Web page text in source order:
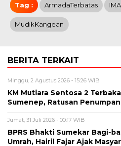
Tag : ArmadaTerbatas
MudikKangean
BERITA TERKAIT
Minggu, 2 Agustus 2026 - 15:26 WIB
KM Mutiara Sentosa 2
Sumenep, Ratusan
Jumat, 31 Juli 2026 - 00:17 WIB
BPRS Bhakti Sumekar Bagi-
Umrah, Hairil Fajar Ajak